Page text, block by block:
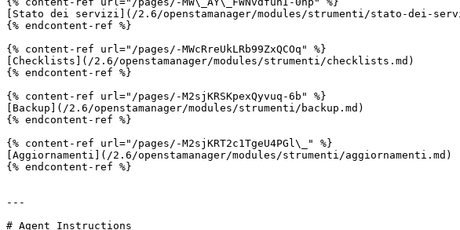
[Stato dei servizi](/2.6/openstamanager/modules/strumenti/stato-dei-
{% endcontent-ref %}
{% content-ref url="/pages/-MWcRreUkLRb99ZxQCOq" %}
[Checklists](/2.6/openstamanager/modules/strumenti/checklists.md)
{% endcontent-ref %}
{% content-ref url="/pages/-M2sjKRSKpexQyvuq-6b" %}
[Backup](/2.6/openstamanager/modules/strumenti/backup.md)
{% endcontent-ref %}
{% content-ref url="/pages/-M2sjKRT2c1TgeU4PGl\_" %}
[Aggiornamenti](/2.6/openstamanager/modules/strumenti/aggiornamenti.md)
{% endcontent-ref %}
---
# Agent Instructions